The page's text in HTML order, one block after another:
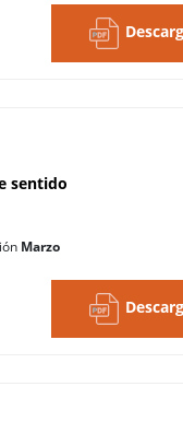
sentido
Marzo